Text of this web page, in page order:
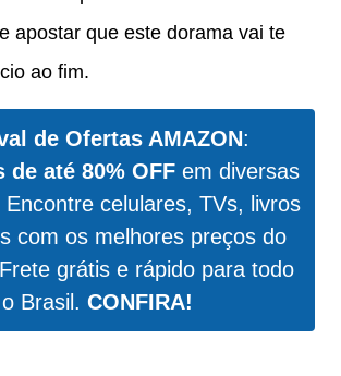
apostar que este dorama vai te
ao fim.
de Ofertas AMAZON:
de até 80% OFFem diversas
celulares, TVs, livros
com os melhores preços do
grátis e rápido para todo
o Brasil. CONFIRA!